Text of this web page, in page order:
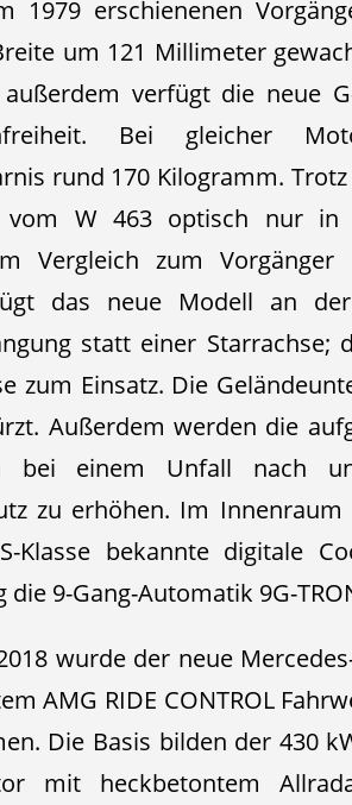
1979 erschienenen
um 121 Millimeter
verfügt die neue
Bei gleicher
rund 170 Kilogramm.
vom W 463 optisch nur in
Vergleich zum
das neue Modell an
statt einer
zum Einsatz. Die
Außerdem werden die
bei einem Unfall nach
zu erhöhen. Im
Klasse bekannte digitale
9-Gang-Automatik 9G-
wurde der neue
AMG RIDE CONTROL
Die Basis bilden der 430
mit heckbetontem